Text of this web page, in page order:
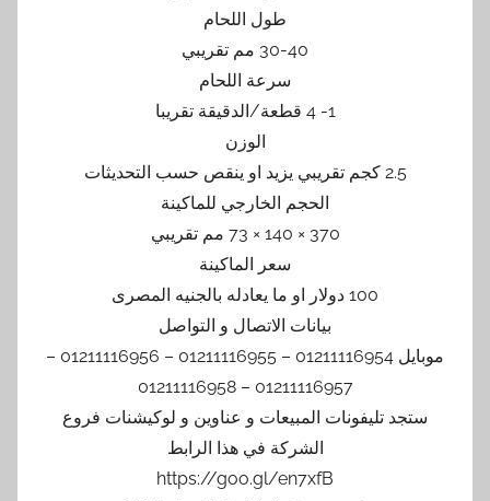
طول اللحام
30-40 مم تقريبي
سرعة اللحام
1- 4 قطعة/الدقيقة تقريبا
الوزن
2.5 كجم تقريبي يزيد او ينقص حسب التحديثات
الحجم الخارجي للماكينة
370 × 140 × 73 مم تقريبي
سعر الماكينة
100 دولار او ما يعادله بالجنيه المصرى
بيانات الاتصال و التواصل
موبايل 01211116954 – 01211116955 – 01211116956 –
01211116957 – 01211116958
ستجد تليفونات المبيعات و عناوين و لوكيشنات فروع
الشركة في هذا الرابط
https://goo.gl/en7xfB